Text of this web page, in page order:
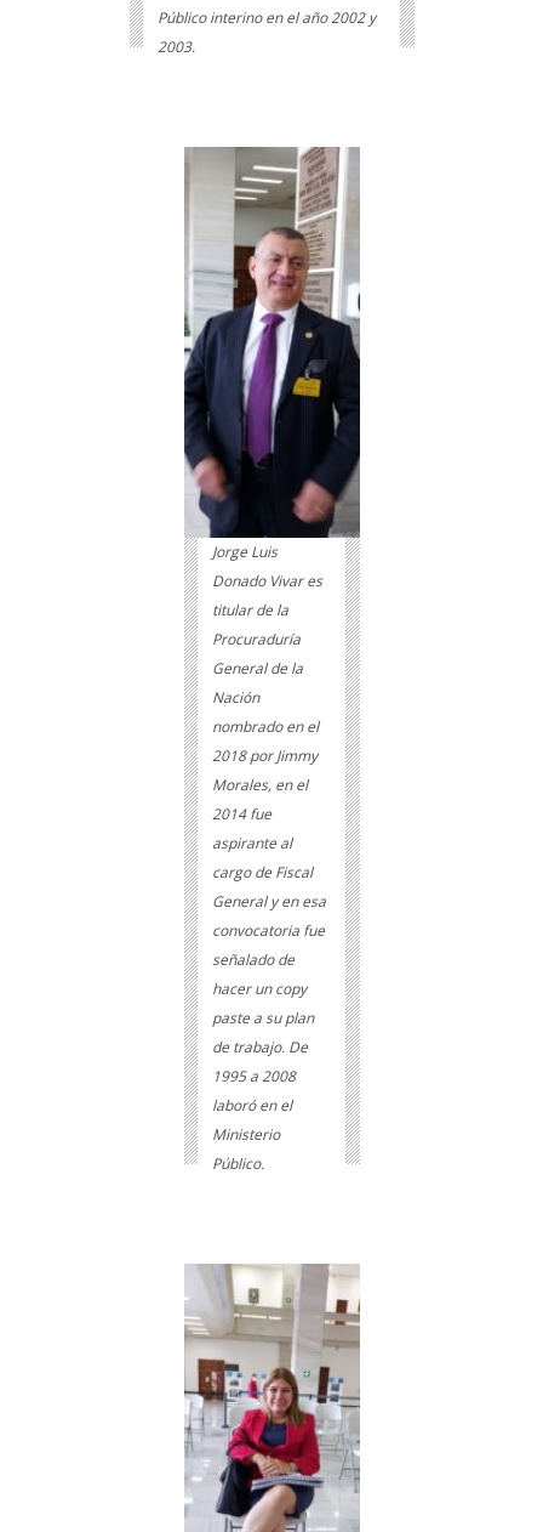
Público interino en el año 2002 y
2003.
Jorge Luis
Donado Vivar es
titular de la
Procuraduría
General de la
Nación
nombrado en el
2018 por Jimmy
Morales, en el
2014 fue
aspirante al
cargo de Fiscal
General y en esa
convocatoria fue
señalado de
hacer un copy
paste a su plan
de trabajo. De
1995 a 2008
laboró en el
Ministerio
Público.